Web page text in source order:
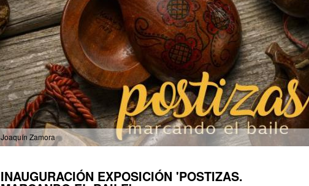
Joaquín Zamora
INAUGURACIÓN EXPOSICIÓN 'POSTIZAS.